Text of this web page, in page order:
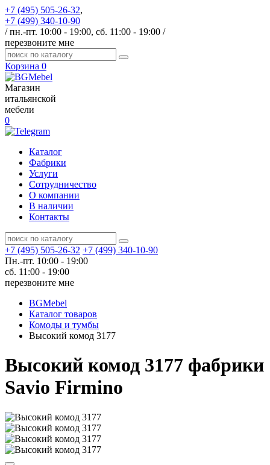
+7 (495) 505-26-32,
+7 (499) 340-10-90
/ пн.-пт. 10:00 - 19:00, сб. 11:00 - 19:00 /
перезвоните мне
Корзина 0
Магазин
итальянской
мебели
0
Каталог
Фабрики
Услуги
Сотрудничество
О компании
В наличии
Контакты
+7 (495) 505-26-32 +7 (499) 340-10-90
Пн.-пт. 10:00 - 19:00
сб. 11:00 - 19:00
перезвоните мне
BGMebel
Каталог товаров
Комоды и тумбы
Высокий комод 3177
Высокий комод 3177 фабрики
Savio Firmino